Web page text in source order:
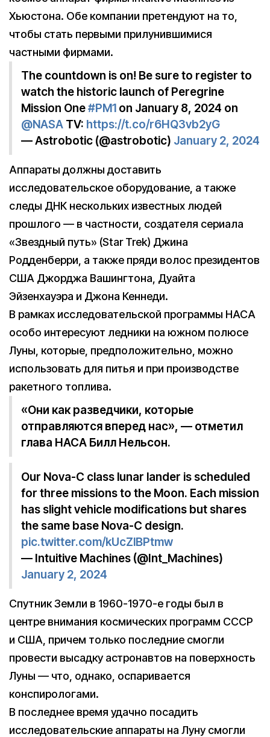
Хьюстона. Обе компании претендуют на то,
чтобы стать первыми прилунившимися
частными фирмами.
The countdown is on! Be sure to register to
watch the historic launch of Peregrine
Mission One#PM1 on January 8, 2024 on
@NASA TV: https://t.co/r6HQ3vb2yG
— Astrobotic (@astrobotic) January 2, 2024
Аппараты должны доставить
исследовательское оборудование, а также
следы ДНК нескольких известных людей
прошлого — в частности, создателя сериала
«Звездный путь» (Star Trek) Джина
Родденберри, а также пряди волос президентов
США Джорджа Вашингтона, Дуайта
Эйзенхауэра и Джона Кеннеди.
В рамках исследовательской программы НАСА
особо интересуют ледники на южном полюсе
Луны, которые, предположительно, можно
использовать для питья и при производстве
ракетного топлива.
«Они как разведчики, которые
отправляются вперед нас», — отметил
глава НАСА Билл Нельсон.
Our Nova-C class lunar lander is scheduled
for three missions to the Moon. Each mission
has slight vehicle modifications but shares
the same base Nova-C design.
pic.twitter.com/kUcZlBPtmw
— Intuitive Machines (@Int_Machines)
January 2, 2024
Спутник Земли в 1960-1970-е годы был в
центре внимания космических программ СССР
и США, причем только последние смогли
провести высадку астронавтов на поверхность
Луны — что, однако, оспаривается
конспирологами.
В последнее время удачно посадить
исследовательские аппараты на Луну смогли